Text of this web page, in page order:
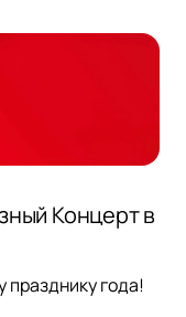
Концерт в
года!